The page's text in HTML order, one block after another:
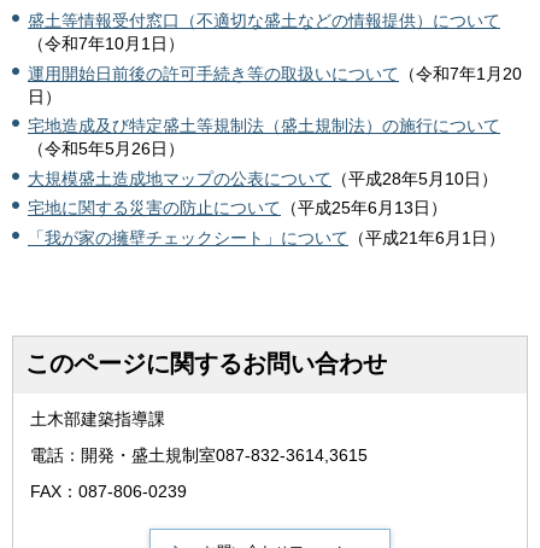
盛土等情報受付窓口（不適切な盛土などの情報提供）について
（令和7年10月1日）
運用開始日前後の許可手続き等の取扱いについて （令和7年1月20
日）
宅地造成及び特定盛土等規制法（盛土規制法）の施行について
（令和5年5月26日）
大規模盛土造成地マップの公表について （平成28年5月10日）
宅地に関する災害の防止について （平成25年6月13日）
「我が家の擁壁チェックシート」について （平成21年6月1日）
このページに関するお問い合わせ
土木部建築指導課
電話：開発・盛土規制室087-832-3614,3615
FAX：087-806-0239